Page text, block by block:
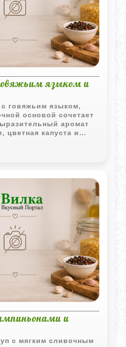
языком и
говяжьим языком,
основой сочетает
аромат
цветная капуста и
блюдо особенно
и
с мягким сливочным